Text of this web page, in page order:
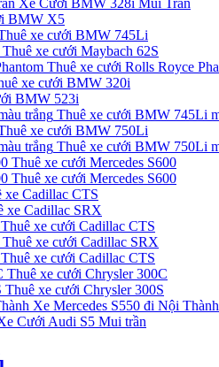
Xe Cưới BMW 328i Mui Trần
BMW X5
xe cưới BMW 745Li
Thuê xe cưới Maybach 62S
Thuê xe cưới Rolls Royce
xe cưới BMW 320i
BMW 523i
Thuê xe cưới BMW 745Li
xe cưới BMW 750Li
Thuê xe cưới BMW 750Li
Thuê xe cưới Mercedes S600
Thuê xe cưới Mercedes S600
xe Cadillac CTS
xe Cadillac SRX
Thuê xe cưới Cadillac CTS
Thuê xe cưới Cadillac SRX
Thuê xe cưới Cadillac CTS
Thuê xe cưới Chrysler 300C
Thuê xe cưới Chrysler 300S
Xe Mercedes S550 đi Nội Thành
Cưới Audi S5 Mui trần